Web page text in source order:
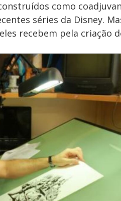
como
séries da Disney.
recebem pela criação